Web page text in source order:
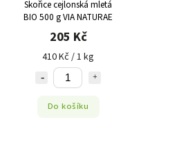
Skořice cejlonská mletá
BIO 500 g VIA NATURAE
205 Kč
410 Kč / 1 kg
Do košíku